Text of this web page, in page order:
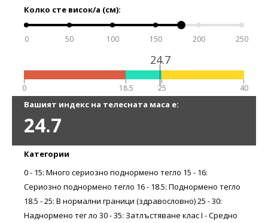
Колко сте висок/а (см):
0 50 100 150 200 250
0 18.5 25 40
24.7
Вашият индекс на телесната маса е:
24.7
Категории
0 - 15: Много сериозно поднормено тегло 15 - 16:
Сериозно поднормено тегло 16 - 18.5: Поднормено тегло
18.5 - 25: В нормални граници (здравословно) 25 - 30:
Наднормено тег ло 30 - 35: Затлъстяване клас I - Средно